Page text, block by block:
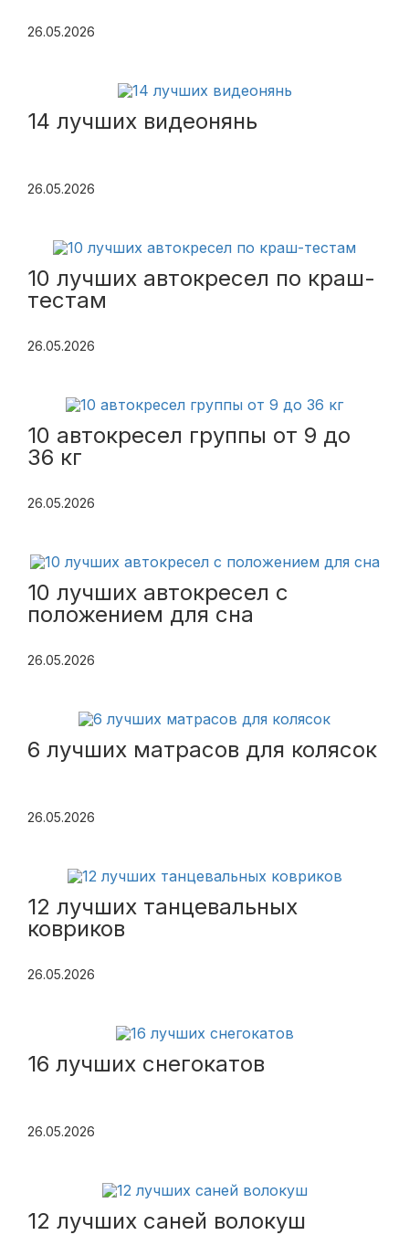
26.05.2026
14 лучших видеонянь
26.05.2026
10 лучших автокресел по краш-
тестам
26.05.2026
10 автокресел группы от 9 до
36 кг
26.05.2026
10 лучших автокресел с
положением для сна
26.05.2026
6 лучших матрасов для колясок
26.05.2026
12 лучших танцевальных
ковриков
26.05.2026
16 лучших снегокатов
26.05.2026
12 лучших саней волокуш